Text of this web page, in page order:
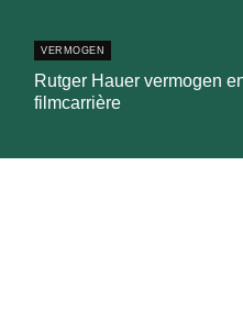
VERMOGEN
Rutger Hauer vermogen
filmcarrière